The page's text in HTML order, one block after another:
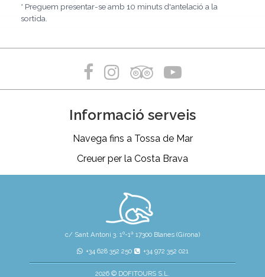
* Preguem presentar-se amb 10 minuts d'antelació a la
sortida.
Informació serveis
Navega fins a Tossa de Mar
Creuer per la Costa Brava
c/ Sant Antoni 3. 1º-1ª 17300 Blanes (Girona)
+34 628 352 250
+34 972 352 021
2026 © DOFITOURS S.L.